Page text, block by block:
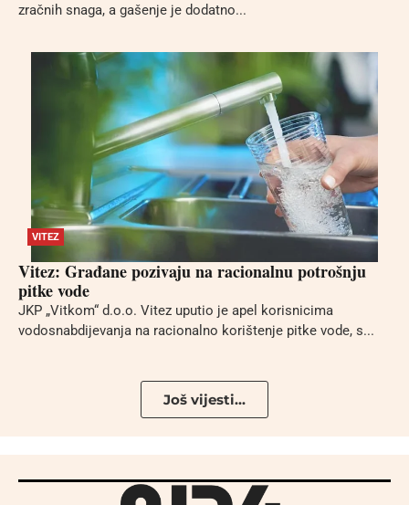
zračnih snaga, a gašenje je dodatno...
VITEZ
Vitez: Građane pozivaju na racionalnu potrošnju
pitke vode
JKP „Vitkom“ d.o.o. Vitez uputio je apel korisnicima
vodosnabdijevanja na racionalno korištenje pitke vode, s...
Još vijesti...